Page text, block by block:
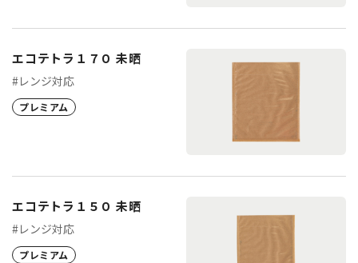
エコテトラ１７０ 未晒
#レンジ対応
プレミアム
エコテトラ１５０ 未晒
#レンジ対応
プレミアム